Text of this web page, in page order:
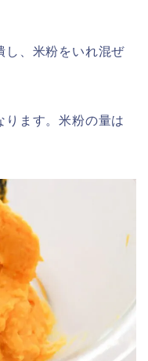
、米粉をいれ混ぜ
ます。米粉の量は